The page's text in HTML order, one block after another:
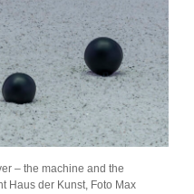
– the machine and the
Haus der Kunst, Foto Max